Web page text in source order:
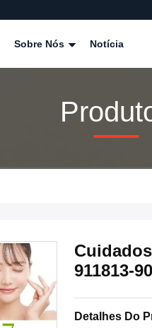
Sobre Nós Notícia
911813-
Detalhes Do